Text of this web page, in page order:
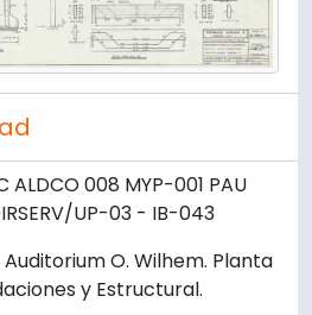
ALDCO 008 MYP-001 PAU
UP-03 - IB-043
O. Wilhem. Planta
y Estructural.